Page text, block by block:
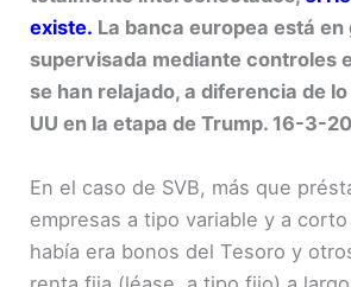
existe. La banca europea está en
supervisada mediante controles
se han relajado, a diferencia de lo
UU en la etapa de Trump. 16-3-
En el caso de SVB, más que
empresas a tipo variable y a
había era bonos del Tesoro y